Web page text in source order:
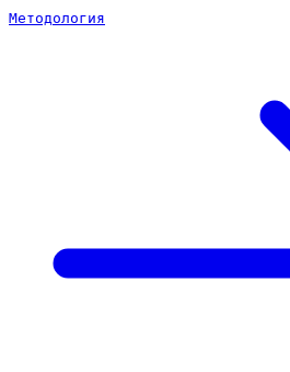
Методология